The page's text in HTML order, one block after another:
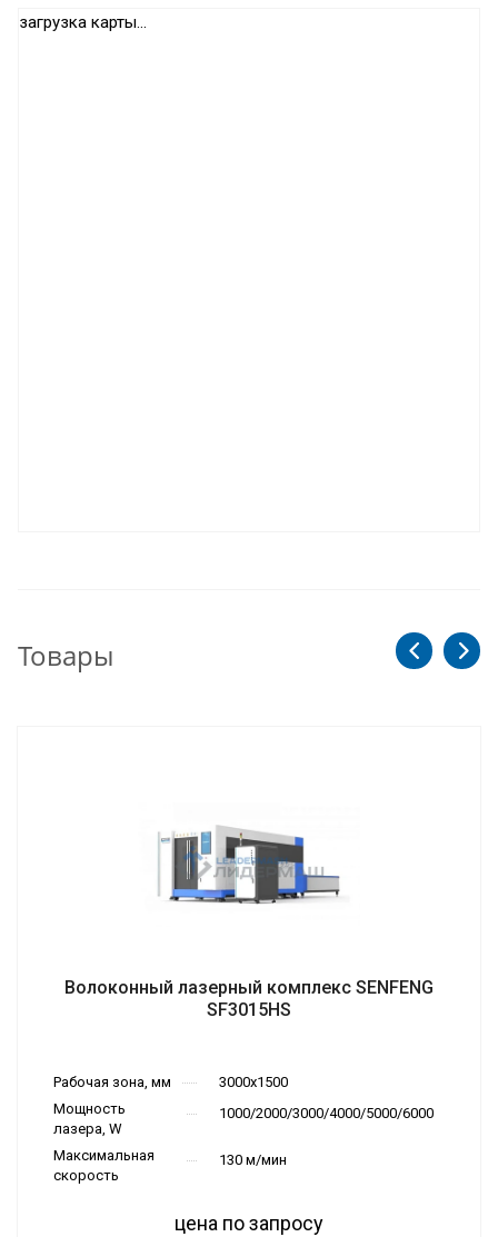
загрузка карты...
Товары
Волоконный лазерный комплекс SENFENG
SF3015HS
Рабочая зона, мм
3000х1500
Мощность
лазера, W
1000/2000/3000/4000/5000/6000
Максимальная
скорость
130 м/мин
цена по запросу